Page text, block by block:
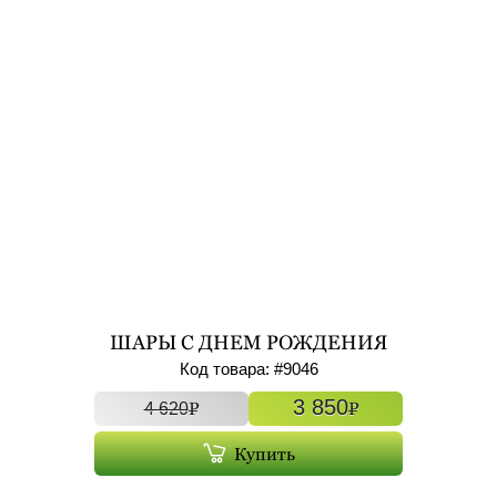
ШАРЫ С ДНЕМ РОЖДЕНИЯ
БОЛЬШИЕ ФОЛЬГИРОВАННЫЕ
С ГЕЛИЕМ 7ШТ АРТ. 9046
Код товара: #9046
4 620P 3 850P
Купить